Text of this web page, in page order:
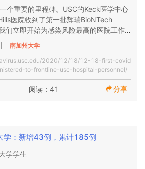
复常规签证服务，并开始优先考虑学生
在读学生有资格申请；但是，签证的签
的大使馆或领事馆自行决定。许多获得
试被多次推迟或取消。
国际旅行仍处于不稳定状态。任何时候
限制，这可能会导致运输途中的重大中
仍然有限，航班取消和旅行中断很常
对2020年秋季学期仍有疑问。由于OIS
常见问题解答部分  ，  以获取常见问
联系，以寻求有关入学选择的帮助。
员工的安全。
的课程和课外体验。我们正在构建充满
们还将为即将入学的一年级学生和来自
供大量经验，使他们感到自己是我们社
尽快无缝过渡。随后将有许多其他细
的互动。这些经历将有所不同，但我
发生，都可以在智力上挑战我们的学
州长今天发布了一项命令（基于全州在
住院人数增加了52％），严重限制了各
在我们仍在处理这些新信息的同时，我
人在7月1日前有校园外租赁的截止日期-
信息提供给您，以帮助您做出决策。
的安全限制和有限的密度，我们的本科
季学期在线上课，并且校园内的 住宿和
尽管这不是我们希望的，但我们现在建议
通过低密度计划来确保学生，研究人
员工的安全。
的课程和课外体验。我们正在构建充满
个重要的里程碑。USC的Keck医学中心
医院收到了第一批辉瑞BioNTech
们立即开始为感染风险最高的医院工作
约2500剂疫苗的过程是USC的Keck
学科团队共同努力的结果。该小组昼夜
按照循证策略根据政府指导方针管理疫
行的重要转折点，值得庆祝。我们感谢
始接受关键剂量的药物后，为员工，教
南加州大学
2020/12/18/12-18-first-covid
to-frontline-usc-hospital-personnel/
阅读：41 分享
学：新增43例，累计185例
学学生